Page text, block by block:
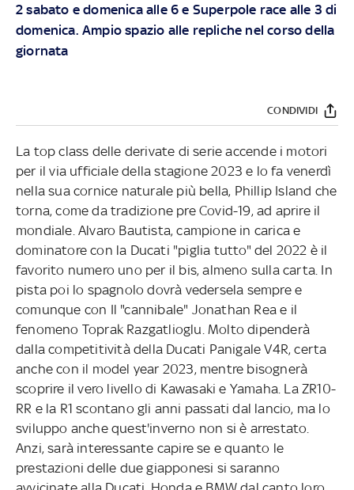
2 sabato e domenica alle 6 e Superpole race alle 3 di
domenica. Ampio spazio alle repliche nel corso della
giornata
CONDIVIDI
La top class delle derivate di serie accende i motori
per il via ufficiale della stagione 2023 e lo fa venerdì
nella sua cornice naturale più bella, Phillip Island che
torna, come da tradizione pre Covid-19, ad aprire il
mondiale. Alvaro Bautista, campione in carica e
dominatore con la Ducati "piglia tutto" del 2022 è il
favorito numero uno per il bis, almeno sulla carta. In
pista poi lo spagnolo dovrà vedersela sempre e
comunque con Il "cannibale" Jonathan Rea e il
fenomeno Toprak Razgatlioglu. Molto dipenderà
dalla competitività della Ducati Panigale V4R, certa
anche con il model year 2023, mentre bisognerà
scoprire il vero livello di Kawasaki e Yamaha. La ZR10-
RR e la R1 scontano gli anni passati dal lancio, ma lo
sviluppo anche quest'inverno non si è arrestato.
Anzi, sarà interessante capire se e quanto le
prestazioni delle due giapponesi si saranno